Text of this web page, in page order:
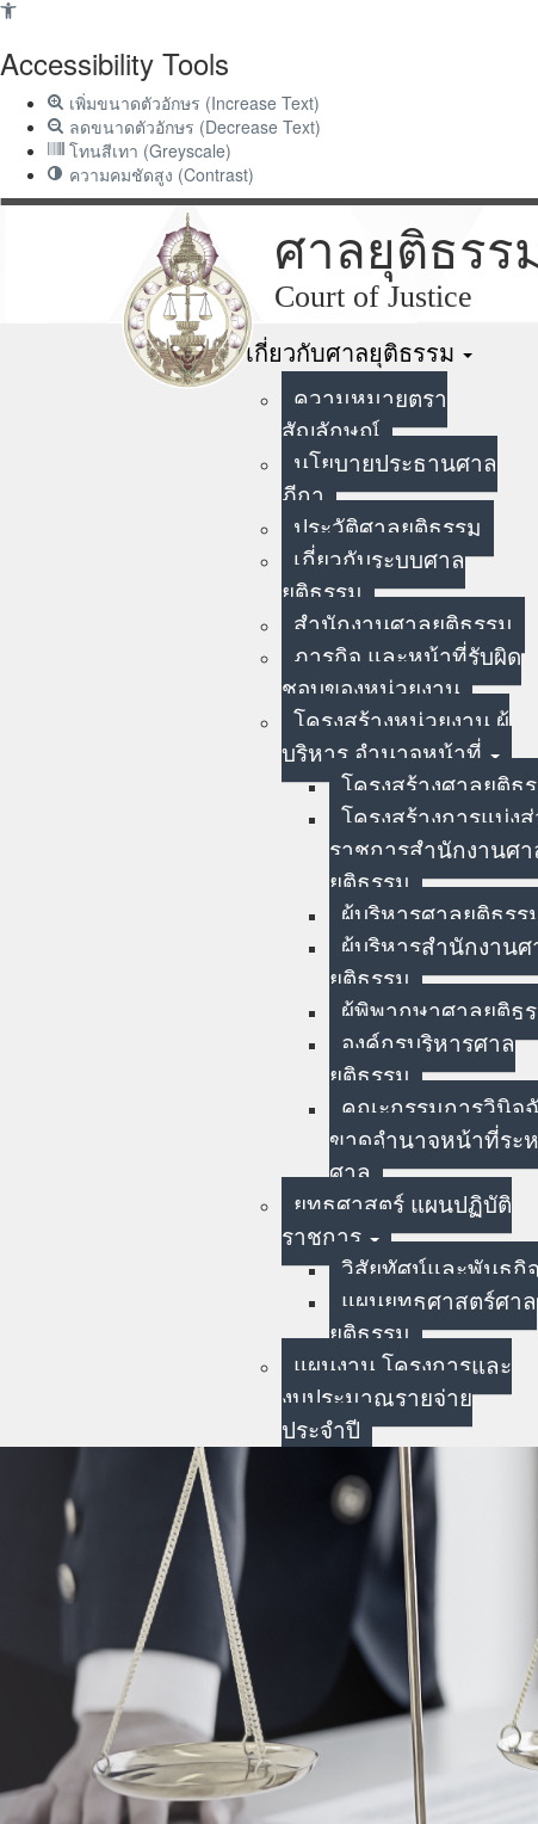
Accessibility Tools
เพิ่มขนาดตัวอักษร (Increase Text)
ลดขนาดตัวอักษร (Decrease Text)
โทนสีเทา (Greyscale)
ความคมชัดสูง (Contrast)
ศาลยุติธรร
Court of Justice
หน้าแรก เกี่ยวกับศาลยุติธรรม
ความหมายตรา
สัญลักษณ์
นโยบายประธานศาล
ฎีกา
ประวัติศาลยุติธรรม
เกี่ยวกับระบบศาล
ยุติธรรม
สำนักงานศาลยุติธรรม
ภารกิจ และหน้าที่รับผิด
ชอบของหน่วยงาน
โครงสร้างหน่วยงาน ผู้
บริหาร อำนาจหน้าที่
โครงสร้างศาลยุติธ
โครงสร้างการแบ่ง
ราชการสำนักงานศา
ยุติธรรม
ผู้บริหารศาลยุติธรร
ผู้บริหารสำนักงานศ
ยุติธรรม
ผู้พิพากษาศาลยุติธ
องค์กรบริหารศาล
ยุติธรรม
คณะกรรมการวินิจ
ขาดอำนาจหน้าที่ระ
ศาล
ยุทธศาสตร์ แผนปฏิบัติ
ราชการ
วิสัยทัศน์และพันธกิจ
แผนยุทธศาสตร์ศาล
ยุติธรรม
แผนงาน โครงการและ
งบประมาณรายจ่าย
ประจำปี